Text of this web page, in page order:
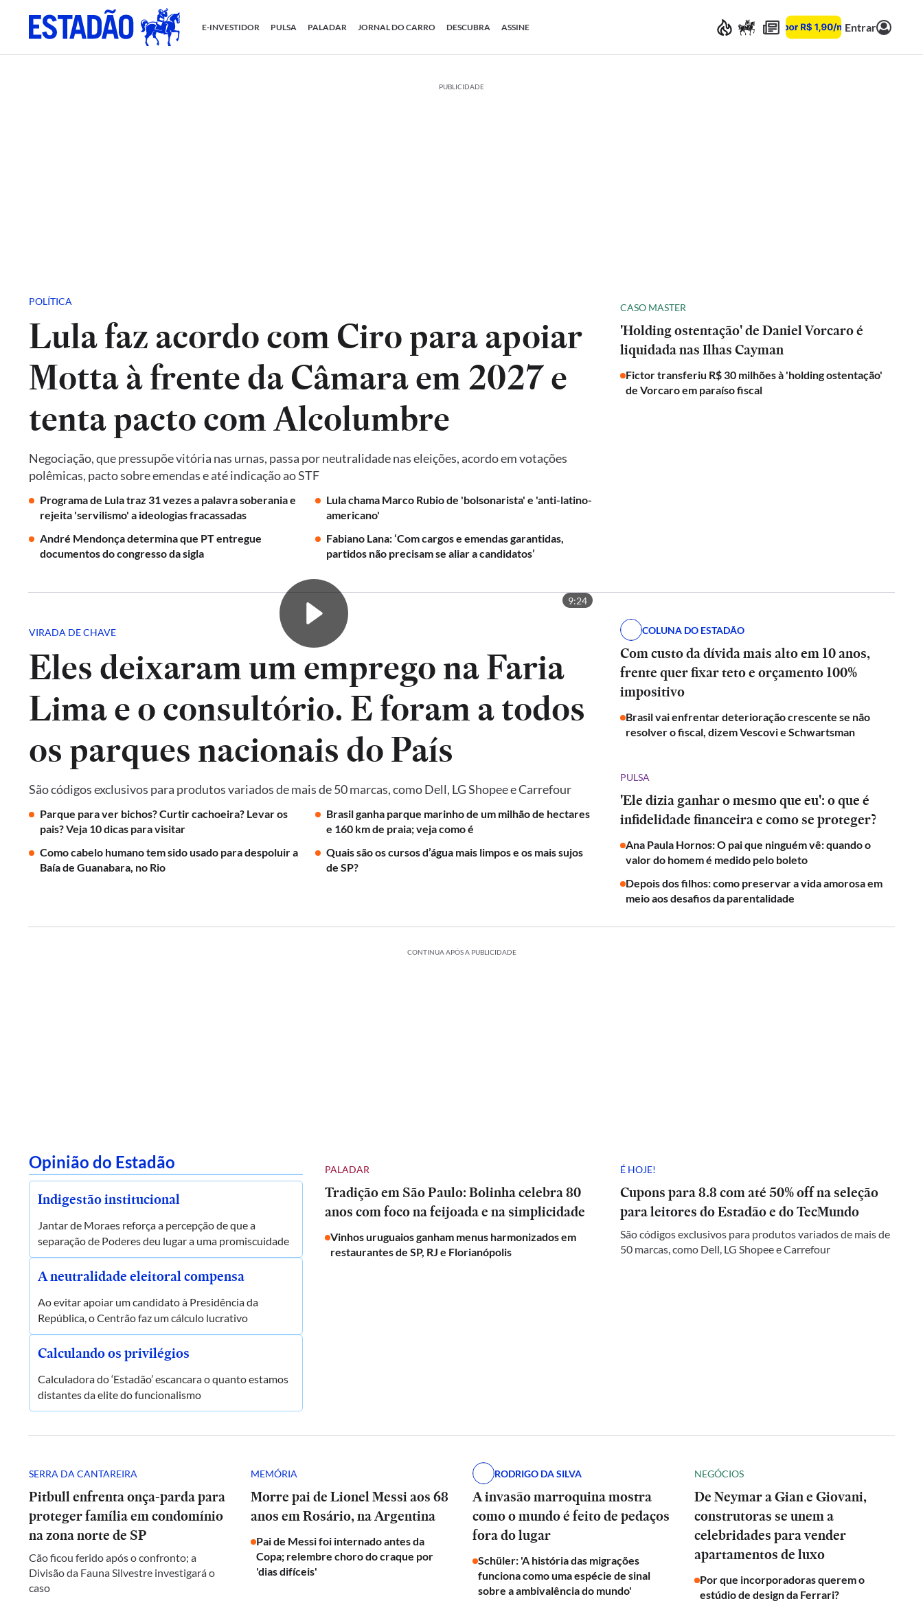
E-INVESTIDOR PULSA PALADAR JORNAL DO CARRO DESCUBRA ASSINE Entrar
PUBLICIDADE
POLÍTICA
Lula faz acordo com Ciro para apoiar
Motta à frente da Câmara em 2027 e
tenta pacto com Alcolumbre
Negociação, que pressupõe vitória nas urnas, passa por neutralidade nas eleições, acordo em votações
polêmicas, pacto sobre emendas e até indicação ao STF
Programa de Lula traz 31 vezes a palavra soberania e
rejeita 'servilismo' a ideologias fracassadas
Lula chama Marco Rubio de 'bolsonarista' e 'anti-latino-
americano'
André Mendonça determina que PT entregue
documentos do congresso da sigla
Fabiano Lana: ‘Com cargos e emendas garantidas,
partidos não precisam se aliar a candidatos’
CASO MASTER
'Holding ostentação' de Daniel Vorcaro é
liquidada nas Ilhas Cayman
Fictor transferiu R$ 30 milhões à 'holding ostentação'
de Vorcaro em paraíso fiscal
9:24
VIRADA DE CHAVE
Eles deixaram um emprego na Faria
Lima e o consultório. E foram a todos
os parques nacionais do País
São códigos exclusivos para produtos variados de mais de 50 marcas, como Dell, LG Shopee e Carrefour
Parque para ver bichos? Curtir cachoeira? Levar os
pais? Veja 10 dicas para visitar
Brasil ganha parque marinho de um milhão de hectares
e 160 km de praia; veja como é
Como cabelo humano tem sido usado para despoluir a
Baía de Guanabara, no Rio
Quais são os cursos d’água mais limpos e os mais sujos
de SP?
COLUNA DO ESTADÃO
Com custo da dívida mais alto em 10 anos,
frente quer fixar teto e orçamento 100%
impositivo
Brasil vai enfrentar deterioração crescente se não
resolver o fiscal, dizem Vescovi e Schwartsman
PULSA
'Ele dizia ganhar o mesmo que eu': o que é
infidelidade financeira e como se proteger?
Ana Paula Hornos: O pai que ninguém vê: quando o
valor do homem é medido pelo boleto
Depois dos filhos: como preservar a vida amorosa em
meio aos desafios da parentalidade
CONTINUA APÓS A PUBLICIDADE
Opinião do Estadão
Indigestão institucional
Jantar de Moraes reforça a percepção de que a
separação de Poderes deu lugar a uma promiscuidade
A neutralidade eleitoral compensa
Ao evitar apoiar um candidato à Presidência da
República, o Centrão faz um cálculo lucrativo
Calculando os privilégios
Calculadora do ‘Estadão’ escancara o quanto estamos
distantes da elite do funcionalismo
PALADAR
Tradição em São Paulo: Bolinha celebra 80
anos com foco na feijoada e na simplicidade
Vinhos uruguaios ganham menus harmonizados em
restaurantes de SP, RJ e Florianópolis
É HOJE!
Cupons para 8.8 com até 50% off na seleção
para leitores do Estadão e do TecMundo
São códigos exclusivos para produtos variados de mais de
50 marcas, como Dell, LG Shopee e Carrefour
SERRA DA CANTAREIRA
Pitbull enfrenta onça-parda para
proteger família em condomínio
na zona norte de SP
Cão ficou ferido após o confronto; a
Divisão da Fauna Silvestre investigará o
caso
MEMÓRIA
Morre pai de Lionel Messi aos 68
anos em Rosário, na Argentina
Pai de Messi foi internado antes da
Copa; relembre choro do craque por
'dias difíceis'
RODRIGO DA SILVA
A invasão marroquina mostra
como o mundo é feito de pedaços
fora do lugar
Schüler: 'A história das migrações
funciona como uma espécie de sinal
sobre a ambivalência do mundo'
NEGÓCIOS
De Neymar a Gian e Giovani,
construtoras se unem a
celebridades para vender
apartamentos de luxo
Por que incorporadoras querem o
estúdio de design da Ferrari?